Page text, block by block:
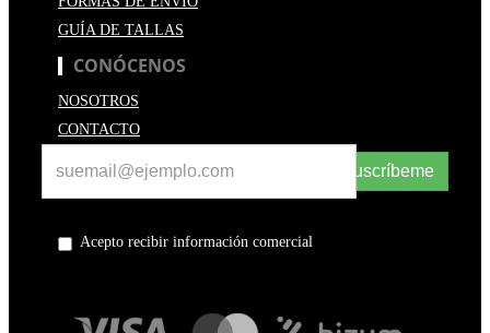
GUÍA DE TALLAS
CONÓCENOS
NOSOTROS
CONTACTO
Suscríbeme
Acepto recibir información comercial